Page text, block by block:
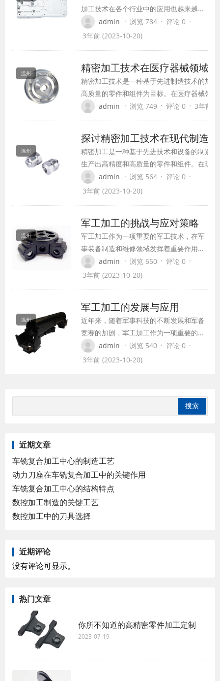
加工技术在各个行业中的应用也越来越广
泛。CNC加工技术是利用计算机控制来完
成制造过程，将数字化的设计图纸转化为
来了革命性的变革，极大地提高了生产效
率和产品质量。
admin · 浏览 784 · 评论 0 ·
3年前 (2023-10-20)
温州 精密加工技术在医疗器械领域
精密加工技术是一种基于先进制造技术的加
高质量的零件和组件为目标。在医疗器械领
得到了广泛推广，它对提高医疗器械的性能
admin · 浏览 749 · 评论 0 · 3年前
温州
探讨精密加工技术在现代制造
精密加工是一种基于先进技术和设备的制造
生产出高精度和高质量的零件和组件。在现
中，精密加工技术得到广泛应用，对提高产
量起着关键作用。
admin · 浏览 564 · 评论 0 ·
3年前 (2023-10-20)
温州
军工加工的挑战与应对策略
军工加工作为一项重要的军工技术，在军
事装备制造和维修领域发挥着重要作用。
然而，随着科技的不断进步和军事技术的
更新换代，军工加工也面临着一些挑战，
admin · 浏览 650 · 评论 0 ·
3年前 (2023-10-20)
温州
军工加工的发展与应用
近年来，随着军事科技的不断发展和军备
竞赛的加剧，军工加工作为一项重要的军
工技术，得到了广泛的关注和应用。军工
加工是指利用先进的加工设备和工艺技
段，也是提高军工装备性能和可靠性的重
admin · 浏览 540 · 评论 0 ·
3年前 (2023-10-20)
近期文章
车铣复合加工中心的制造工艺
动力刀座在车铣复合加工中的关键作用
车铣复合加工中心的结构特点
数控加工制造的关键工艺
数控加工中的刀具选择
近期评论
没有评论可显示。
热门文章
你所不知道的高精密零件加工定制
2023-07-19